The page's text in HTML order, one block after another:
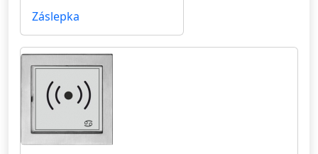
Záslepka